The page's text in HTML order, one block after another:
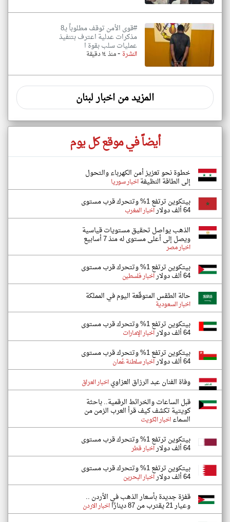
#قوى الأمن توقف مطلوباً بـ8
مذكرات عدلية اعترف بتنفيذ
عمليات سلب بقوة ا
النشرة -منذ ١٤ دقيقة
المزيد من اخبار لبنان
أيضاً في موقع كل يوم
خطوة نحو تعزيز أمن الكهرباء والتحول
إلى الطاقة النظيفةاخبار سوريا
بيتكوين ترتفع 1% وتتحرك قرب مستوى
64 ألف دولار اخبار المغرب
الذهب يواصل تحقيق مستويات قياسية
ويصل إلى أعلى مستوى له منذ 7 أسابيع
اخبار مصر
بيتكوين ترتفع 1% وتتحرك قرب مستوى
64 ألف دولار اخبار فلسطين
حالة الطقس المتوقّعة اليوم في المملكة
اخبار السعودية
بيتكوين ترتفع 1% وتتحرك قرب مستوى
64 ألف دولار اخبار الإمارات
بيتكوين ترتفع 1% وتتحرك قرب مستوى
64 ألف دولار اخبار سلطنة عُمان
وفاة الفنان عبد الرزاق العزاوياخبار العراق
قبل الساعات والخرائط الرقمية.. باحثة
كويتية تكشف كيف قرأ العرب الزمن من
السماءاخبار الكويت
بيتكوين ترتفع 1% وتتحرك قرب مستوى
64 ألف دولار اخبار قطر
بيتكوين ترتفع 1% وتتحرك قرب مستوى
64 ألف دولار اخبار البحرين
قفزة جديدة بأسعار الذهب في الأردن ..
وعيار 21 يقترب من 87 دينارًا اخبار الاردن